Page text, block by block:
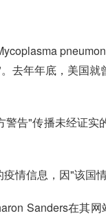
去年年底，美国就
告"传播未经证实
情信息，因"该国
Sanders在其